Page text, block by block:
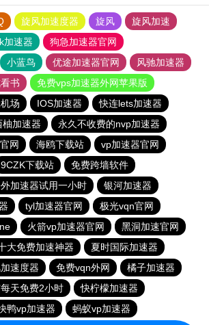
旋风加速度器 旋风
旋风加速
加速器
狗急加速器官网
小蓝鸟 优途加速器官网
风驰加速器
书
免费vps加速器外网苹果版
场 IOS加速器
快连lets加速器
柚加速器
永久不收费的nvp加速器
网 海鸥下载站
vp加速器官网
9CZK下载站
免费跨墙软件
加速器试用一小时
银河加速器
tyl加速器官网
极光vqn官网
火箭vp加速器官网
黑洞加速官网
大免费加速神器
夏时国际加速器
速度器 免费vqn外网
橘子加速器
天免费2小时
快柠檬加速器
鸭vp加速器
蚂蚁vp加速器